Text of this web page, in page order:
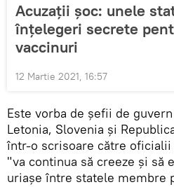
Acuzații șoc: unele
înțelegeri secrete
vaccinuri
12 Martie 2021, 16:57
Este vorba de șefii de
Letonia, Slovenia şi
într-o scrisoare către oficialii
"va continua să creeze şi să
uriaşe între statele membre